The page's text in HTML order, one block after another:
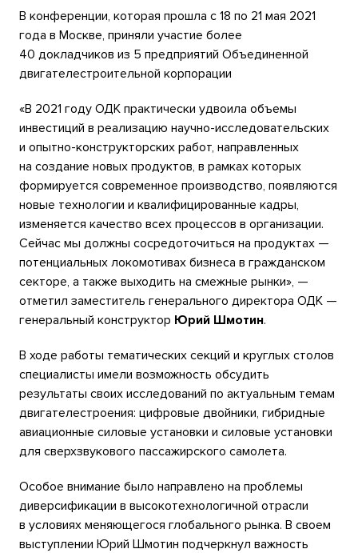
В конференции, которая прошла с 18 по 21 мая 2021
года в Москве, приняли участие более
40 докладчиков из 5 предприятий Объединенной
двигателестроительной корпорации
«В 2021 году ОДК практически удвоила объемы
инвестиций в реализацию научно-исследовательских
и опытно-конструкторских работ, направленных
на создание новых продуктов, в рамках которых
формируется современное производство, появляются
новые технологии и квалифицированные кадры,
изменяется качество всех процессов в организации.
Сейчас мы должны сосредоточиться на продуктах —
потенциальных локомотивах бизнеса в гражданском
секторе, а также выходить на смежные рынки», —
отметил заместитель генерального директора ОДК —
генеральный конструктор Юрий Шмотин.
В ходе работы тематических секций и круглых столов
специалисты имели возможность обсудить
результаты своих исследований по актуальным темам
двигателестроения: цифровые двойники, гибридные
авиационные силовые установки и силовые установки
для сверхзвукового пассажирского самолета.
Особое внимание было направлено на проблемы
диверсификации в высокотехнологичной отрасли
в условиях меняющегося глобального рынка. В своем
выступлении Юрий Шмотин подчеркнул важность